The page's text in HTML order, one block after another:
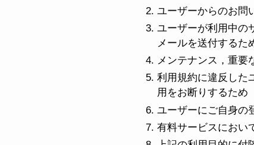
ユーザーからのお問
ユーザーが利用中の
メールを送付するた
メンテナンス，重要
利用規約に違反した
用をお断りするため
ユーザーにご自身の
有料サービスにおい